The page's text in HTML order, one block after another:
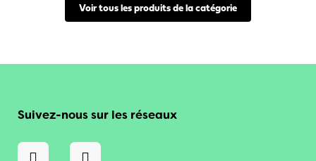
Voir tous les produits de la catégorie
Suivez-nous sur les réseaux